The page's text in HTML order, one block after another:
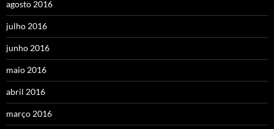
agosto 2016
julho 2016
junho 2016
maio 2016
abril 2016
março 2016